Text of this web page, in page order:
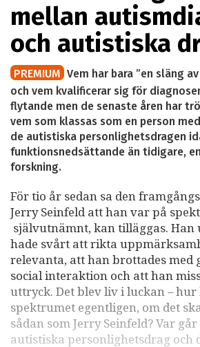
mellan
och autistiska
PREMIUM Vem har bara ”en släng
och vem kvalificerar sig för
flytande men de senaste åren har
vem som klassas som en person
de autistiska personlighetsdragen
funktionsnedsättande än tidigare,
forskning.
För tio år sedan sa den
Jerry Seinfeld att han var på
självutnämnt, kan tilläggas. Han
hade svårt att rikta
relevanta, att han brottades med
social interaktion och att han
uttryck. Det blev liv i luckan –
spektrumet egentligen, om det
sådan som Jerry Seinfeld? Var
autistiska personlighetsdrag och